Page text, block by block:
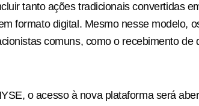
tanto ações tradicionais convertidas
formato digital. Mesmo nesse modelo,
comuns, como o recebimento de
o acesso à nova plataforma será